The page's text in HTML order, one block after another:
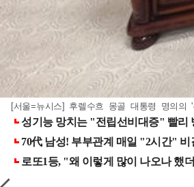
[서울=뉴시스] 후렐수흐 몽골 대통령 명의의